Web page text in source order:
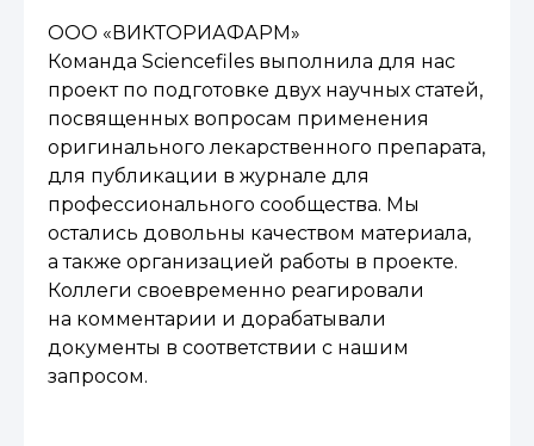
ООО «ВИКТОРИАФАРМ»
Команда Sciencefiles выполнила для нас
проект по подготовке двух научных статей,
посвященных вопросам применения
оригинального лекарственного препарата,
для публикации в журнале для
профессионального сообщества. Мы
остались довольны качеством материала,
а также организацией работы в проекте.
Коллеги своевременно реагировали
на комментарии и дорабатывали
документы в соответствии с нашим
запросом.